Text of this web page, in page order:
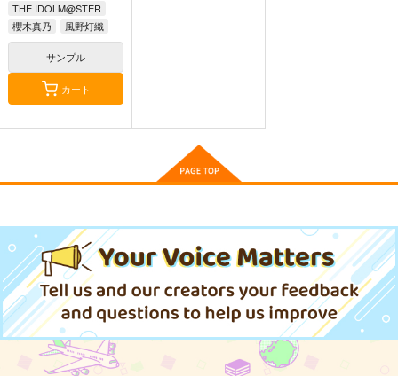
THE IDOLM@STER
櫻木真乃
風野灯織
八宮めぐる
サンプル
カート